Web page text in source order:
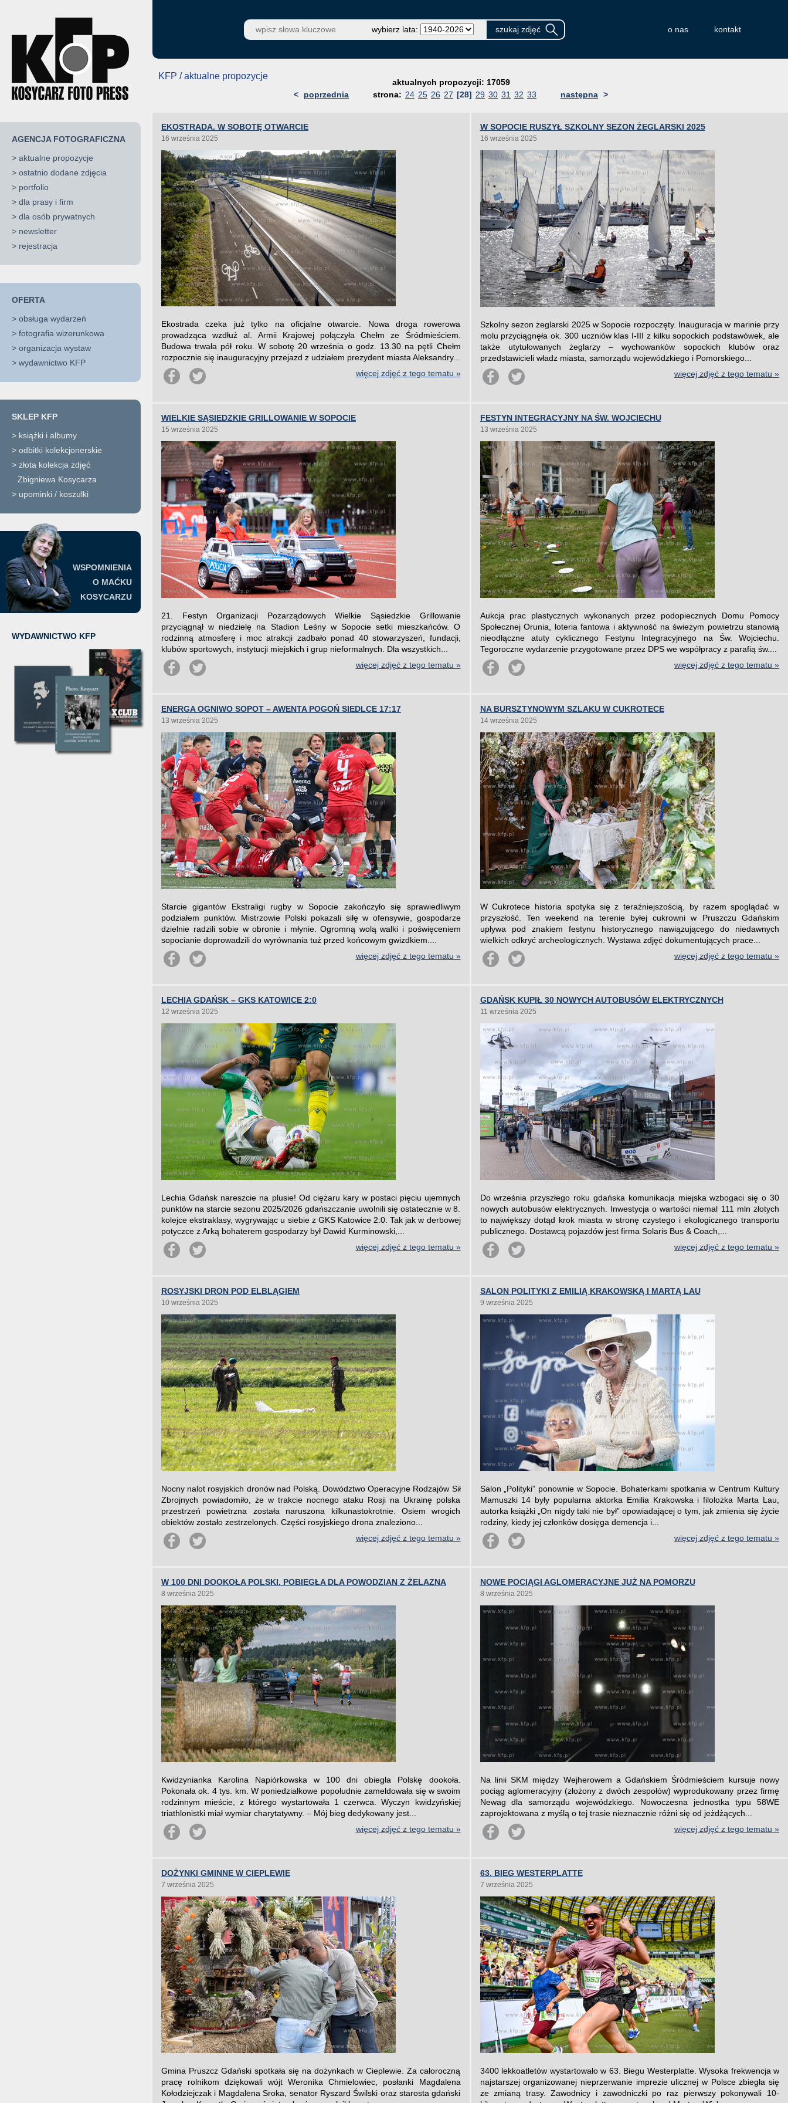
AGENCJA FOTOGRAFICZNA
> aktualne propozycje
> ostatnio dodane zdjęcia
> portfolio
> dla prasy i firm
> dla osób prywatnych
> newsletter
> rejestracja
OFERTA
> obsługa wydarzeń
> fotografia wizerunkowa
> organizacja wystaw
> wydawnictwo KFP
SKLEP KFP
> książki i albumy
> odbitki kolekcjonerskie
> złota kolekcja zdjęć
Zbigniewa Kosycarza
> upominki / koszulki
WSPOMNIENIA
O MAĆKU
KOSYCARZU
WYDAWNICTWO KFP
wybierz lata: o nas kontakt
KFP / aktualne propozycje
aktualnych propozycji: 17059
<
poprzednia strona: 24 25 26 27 [28] 29 30 31 32 33 następna >
EKOSTRADA. W SOBOTĘ OTWARCIE
16 września 2025
Ekostrada czeka już tylko na oficjalne otwarcie. Nowa droga rowerowa
prowadząca wzdłuż al. Armii Krajowej połączyła Chełm ze Śródmieściem.
Budowa trwała pół roku. W sobotę 20 września o godz. 13.30 na pętli Chełm
rozpocznie się inauguracyjny przejazd z udziałem prezydent miasta Aleksandry...
więcej zdjęć z tego tematu »
W SOPOCIE RUSZYŁ SZKOLNY SEZON ŻEGLARSKI 2025
16 września 2025
Szkolny sezon żeglarski 2025 w Sopocie rozpoczęty. Inauguracja w marinie przy
molu przyciągnęła ok. 300 uczniów klas I-III z kilku sopockich podstawówek, ale
także utytułowanych żeglarzy – wychowanków sopockich klubów oraz
przedstawicieli władz miasta, samorządu wojewódzkiego i Pomorskiego...
więcej zdjęć z tego tematu »
WIELKIE SĄSIEDZKIE GRILLOWANIE W SOPOCIE
15 września 2025
21. Festyn Organizacji Pozarządowych Wielkie Sąsiedzkie Grillowanie
przyciągnął w niedzielę na Stadion Leśny w Sopocie setki mieszkańców. O
rodzinną atmosferę i moc atrakcji zadbało ponad 40 stowarzyszeń, fundacji,
klubów sportowych, instytucji miejskich i grup nieformalnych. Dla wszystkich...
więcej zdjęć z tego tematu »
FESTYN INTEGRACYJNY NA ŚW. WOJCIECHU
13 września 2025
Aukcja prac plastycznych wykonanych przez podopiecznych Domu Pomocy
Społecznej Orunia, loteria fantowa i aktywność na świeżym powietrzu stanowią
nieodłączne atuty cyklicznego Festynu Integracyjnego na Św. Wojciechu.
Tegoroczne wydarzenie przygotowane przez DPS we współpracy z parafią św....
więcej zdjęć z tego tematu »
ENERGA OGNIWO SOPOT – AWENTA POGOŃ SIEDLCE 17:17
13 września 2025
Starcie gigantów Ekstraligi rugby w Sopocie zakończyło się sprawiedliwym
podziałem punktów. Mistrzowie Polski pokazali siłę w ofensywie, gospodarze
dzielnie radzili sobie w obronie i młynie. Ogromną wolą walki i poświęceniem
sopocianie doprowadzili do wyrównania tuż przed końcowym gwizdkiem....
więcej zdjęć z tego tematu »
NA BURSZTYNOWYM SZLAKU W CUKROTECE
14 września 2025
W Cukrotece historia spotyka się z teraźniejszością, by razem spoglądać w
przyszłość. Ten weekend na terenie byłej cukrowni w Pruszczu Gdańskim
upływa pod znakiem festynu historycznego nawiązującego do niedawnych
wielkich odkryć archeologicznych. Wystawa zdjęć dokumentujących prace...
więcej zdjęć z tego tematu »
LECHIA GDAŃSK – GKS KATOWICE 2:0
12 września 2025
Lechia Gdańsk nareszcie na plusie! Od ciężaru kary w postaci pięciu ujemnych
punktów na starcie sezonu 2025/2026 gdańszczanie uwolnili się ostatecznie w 8.
kolejce ekstraklasy, wygrywając u siebie z GKS Katowice 2:0. Tak jak w derbowej
potyczce z Arką bohaterem gospodarzy był Dawid Kurminowski,...
więcej zdjęć z tego tematu »
GDAŃSK KUPIŁ 30 NOWYCH AUTOBUSÓW ELEKTRYCZNYCH
11 września 2025
Do września przyszłego roku gdańska komunikacja miejska wzbogaci się o 30
nowych autobusów elektrycznych. Inwestycja o wartości niemal 111 mln złotych
to największy dotąd krok miasta w stronę czystego i ekologicznego transportu
publicznego. Dostawcą pojazdów jest firma Solaris Bus & Coach,...
więcej zdjęć z tego tematu »
ROSYJSKI DRON POD ELBLĄGIEM
10 września 2025
Nocny nalot rosyjskich dronów nad Polską. Dowództwo Operacyjne Rodzajów Sił
Zbrojnych powiadomiło, że w trakcie nocnego ataku Rosji na Ukrainę polska
przestrzeń powietrzna została naruszona kilkunastokrotnie. Osiem wrogich
obiektów zostało zestrzelonych. Części rosyjskiego drona znaleziono...
więcej zdjęć z tego tematu »
SALON POLITYKI Z EMILIĄ KRAKOWSKĄ I MARTĄ LAU
9 września 2025
Salon „Polityki” ponownie w Sopocie. Bohaterkami spotkania w Centrum Kultury
Mamuszki 14 były popularna aktorka Emilia Krakowska i filolożka Marta Lau,
autorka książki „On nigdy taki nie był” opowiadającej o tym, jak zmienia się życie
rodziny, kiedy jej członków dosięga demencja i...
więcej zdjęć z tego tematu »
W 100 DNI DOOKOŁA POLSKI. POBIEGŁA DLA POWODZIAN Z ŻELAZNA
8 września 2025
Kwidzynianka Karolina Napiórkowska w 100 dni obiegła Polskę dookoła.
Pokonała ok. 4 tys. km. W poniedziałkowe popołudnie zameldowała się w swoim
rodzinnym mieście, z którego wystartowała 1 czerwca. Wyczyn kwidzyńskiej
triathlonistki miał wymiar charytatywny. – Mój bieg dedykowany jest...
więcej zdjęć z tego tematu »
NOWE POCIĄGI AGLOMERACYJNE JUŻ NA POMORZU
8 września 2025
Na linii SKM między Wejherowem a Gdańskiem Śródmieściem kursuje nowy
pociąg aglomeracyjny (złożony z dwóch zespołów) wyprodukowany przez firmę
Newag dla samorządu wojewódzkiego. Nowoczesna jednostka typu 58WE
zaprojektowana z myślą o tej trasie nieznacznie różni się od jeżdżących...
więcej zdjęć z tego tematu »
DOŻYNKI GMINNE W CIEPLEWIE
7 września 2025
Gmina Pruszcz Gdański spotkała się na dożynkach w Cieplewie. Za całoroczną
pracę rolnikom dziękowali wójt Weronika Chmielowiec, posłanki Magdalena
Kołodziejczak i Magdalena Sroka, senator Ryszard Świlski oraz starosta gdański
63. BIEG WESTERPLATTE
7 września 2025
3400 lekkoatletów wystartowało w 63. Biegu Westerplatte. Wysoka frekwencja w
najstarszej organizowanej nieprzerwanie imprezie ulicznej w Polsce zbiegła się
ze zmianą trasy. Zawodnicy i zawodniczki po raz pierwszy pokonywali 10-